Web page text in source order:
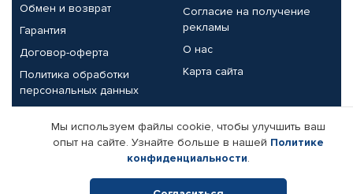
Обмен и возврат
Гарантия
Договор-оферта
Политика обработки
персональных данных
Согласие на получение
рекламы
О нас
Карта сайта
Партнерам
Корпоративным клиентам
Поставщикам
Реквизиты компании
Мы используем файлы cookie, чтобы улучшить ваш
опыт на сайте. Узнайте больше в нашей Политике
конфиденциальности.